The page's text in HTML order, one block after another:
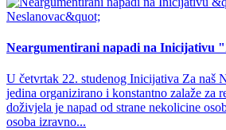
Neargumentirani napadi na Inicijativu
U četvrtak 22. studenog Inicijativa Za naš
jedina organizirano i konstantno zalaže za
doživjela je napad od strane nekolicine
osoba izravno...